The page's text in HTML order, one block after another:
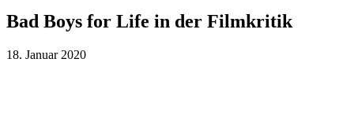
Bad Boys for Life in der Filmkritik
18. Januar 2020